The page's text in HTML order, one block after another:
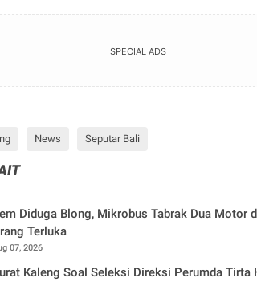
SPECIAL ADS
News Seputar Bali
Diduga Blong, Mikrobus Tabrak Dua Motor
Terluka
07, 2026
Kaleng Soal Seleksi Direksi Perumda Tirta